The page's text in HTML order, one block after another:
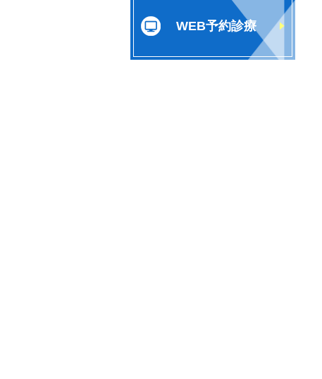
WEB予約診療